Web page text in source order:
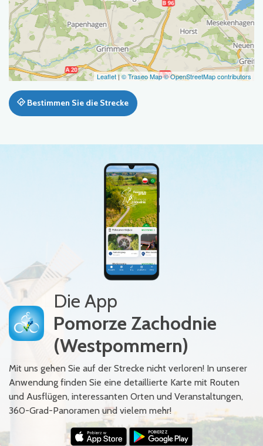
Leaflet| © Traseo Map© OpenStreetMap contributors
Bestimmen Sie die Strecke
Die App
Pomorze Zachodnie
(Westpommern)
Mit uns gehen Sie auf der Strecke nicht verloren! In unserer
Anwendung finden Sie eine detaillierte Karte mit Routen
und Ausflügen, interessanten Orten und Veranstaltungen,
360-Grad-Panoramen und vielem mehr!